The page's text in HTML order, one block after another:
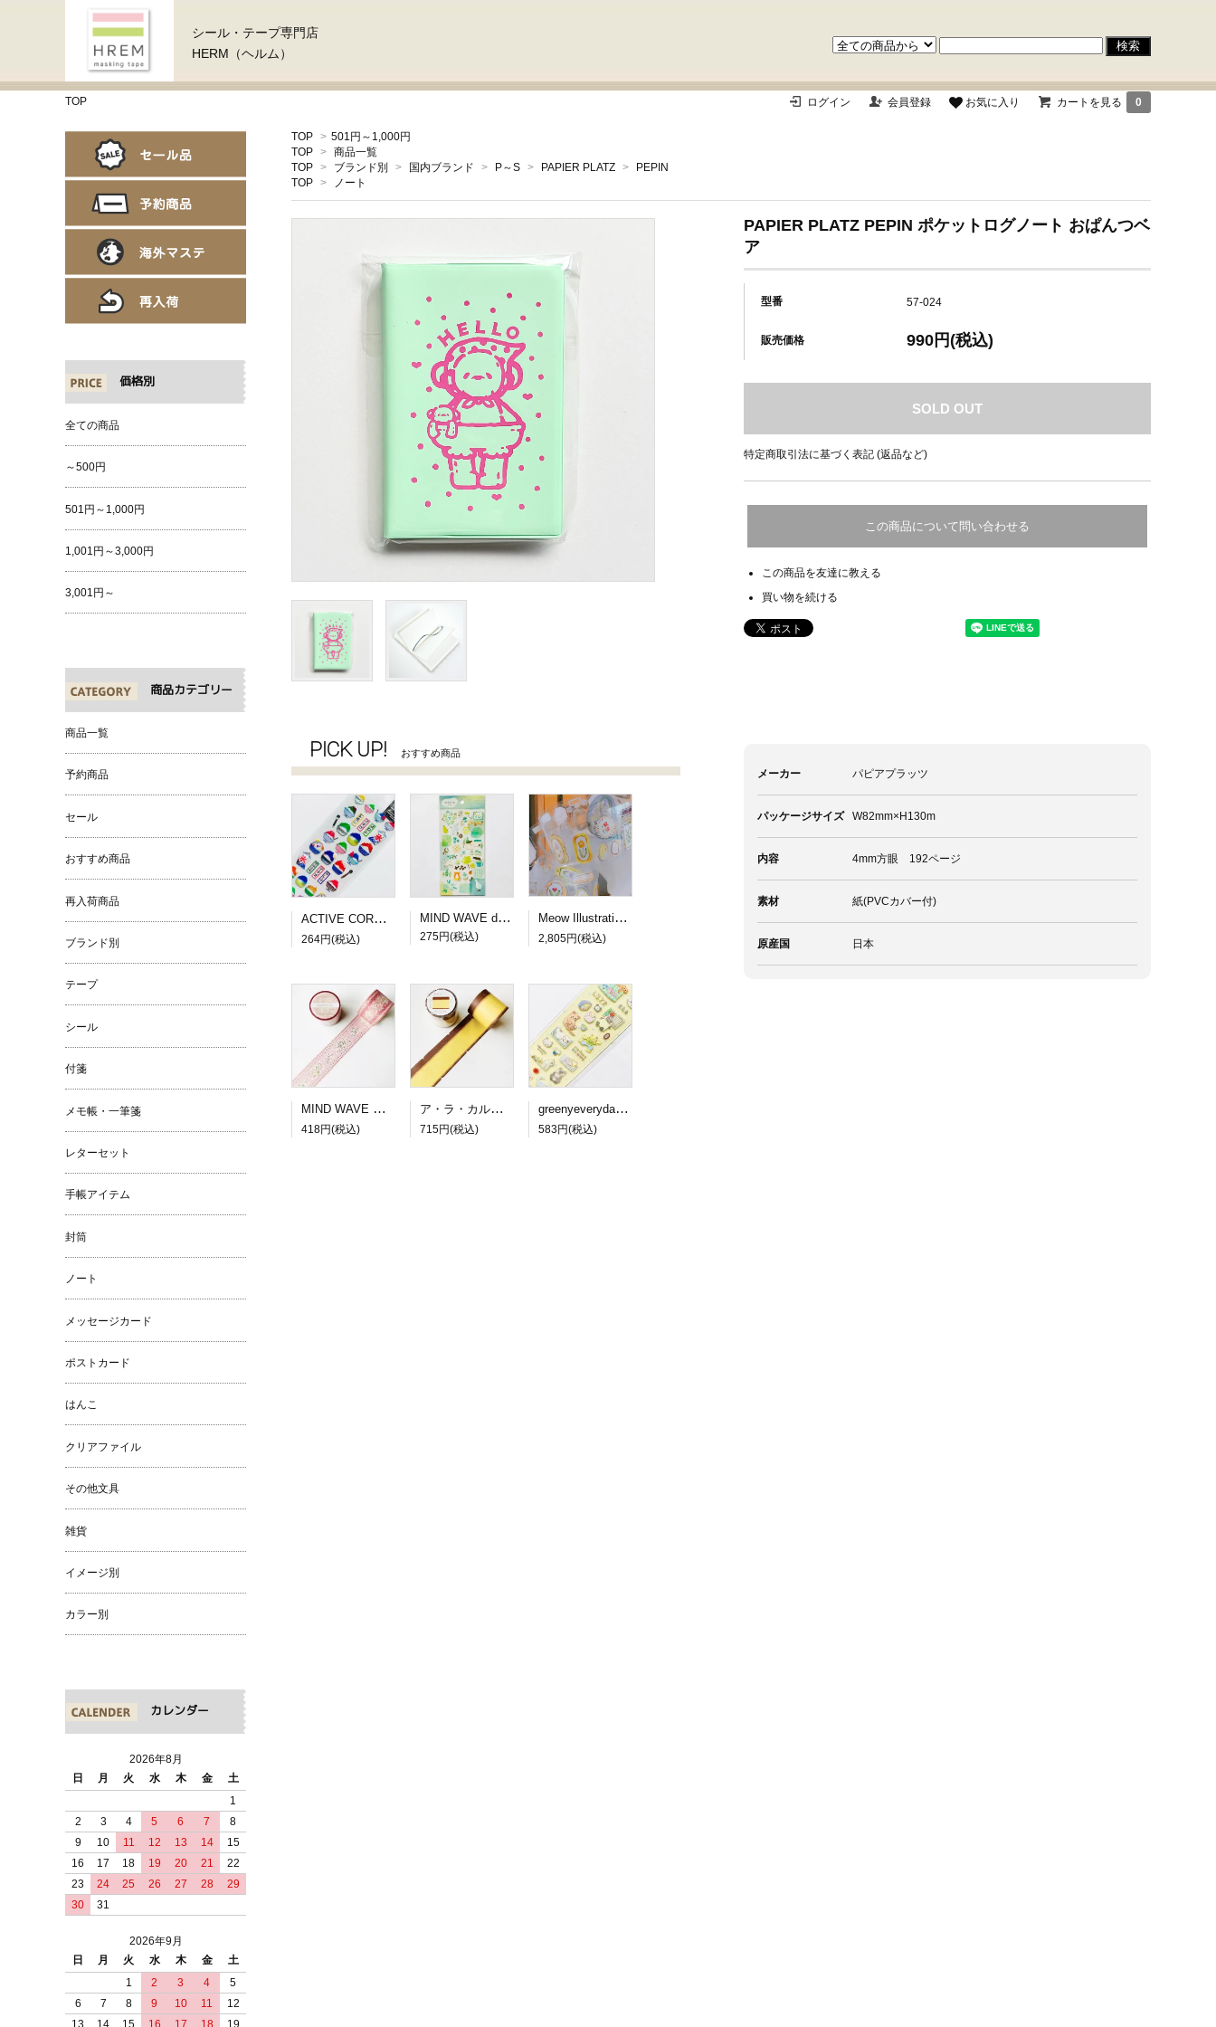
シール・テープ専門店
HERM（ヘルム）
TOP ログイン 会員登録 お気に入り カートを見る 0
TOP > 501円～1,000円
TOP > 商品一覧
TOP > ブランド別 > 国内ブランド > P～S > PAPIER PLATZ >
PEPIN
TOP > ノート
PAPIER PLATZ PEPIN ポケットログノート おぱんつベ
ア
型番 57-024
販売価格 990円(税込)
SOLD OUT
特定商取引法に基づく表記 (返品など)
この商品について問い合わせる
この商品を友達に教える
買い物を続ける
メーカー パピアプラッツ
パッケージサイズ W82mm×H130m
内容 4mm方眼 192ページ
素材 紙(PVCカバー付)
原産国 日本
PICK UP! おすすめ商品
ACTIVE CORPORATION 夏柄ドロップシール かき氷
264円(税込)
MIND WAVE dewdrop sticker green
275円(税込)
Meow Illustration PETロールシール Frames
2,805円(税込)
MIND WAVE SUGARIA tape Classy 30mm幅３
418円(税込)
ア・ラ・カル堂 カステラのロール付箋
715円(税込)
greenyeveryday PETステッカー lazy cat
583円(税込)
価格別
全ての商品
～500円
501円～1,000円
1,001円～3,000円
3,001円～
商品カテゴリー
商品一覧
予約商品
セール
おすすめ商品
再入荷商品
ブランド別
テープ
シール
付箋
メモ帳・一筆箋
レターセット
手帳アイテム
封筒
ノート
メッセージカード
ポストカード
はんこ
クリアファイル
その他文具
雑貨
イメージ別
カラー別
カレンダー
2026年8月
日
月 火 水 木 金
土
1
2
3 4 5 6 7
8
9
10 11 12 13 14
15
16
17 18 19 20 21
22
23
24 25 26 27 28
29
30
31
2026年9月
日
月 火 水 木 金
土
1
2 3 4
5
6
7 8 9 10 11
12
13
14 15 16 17 18 19